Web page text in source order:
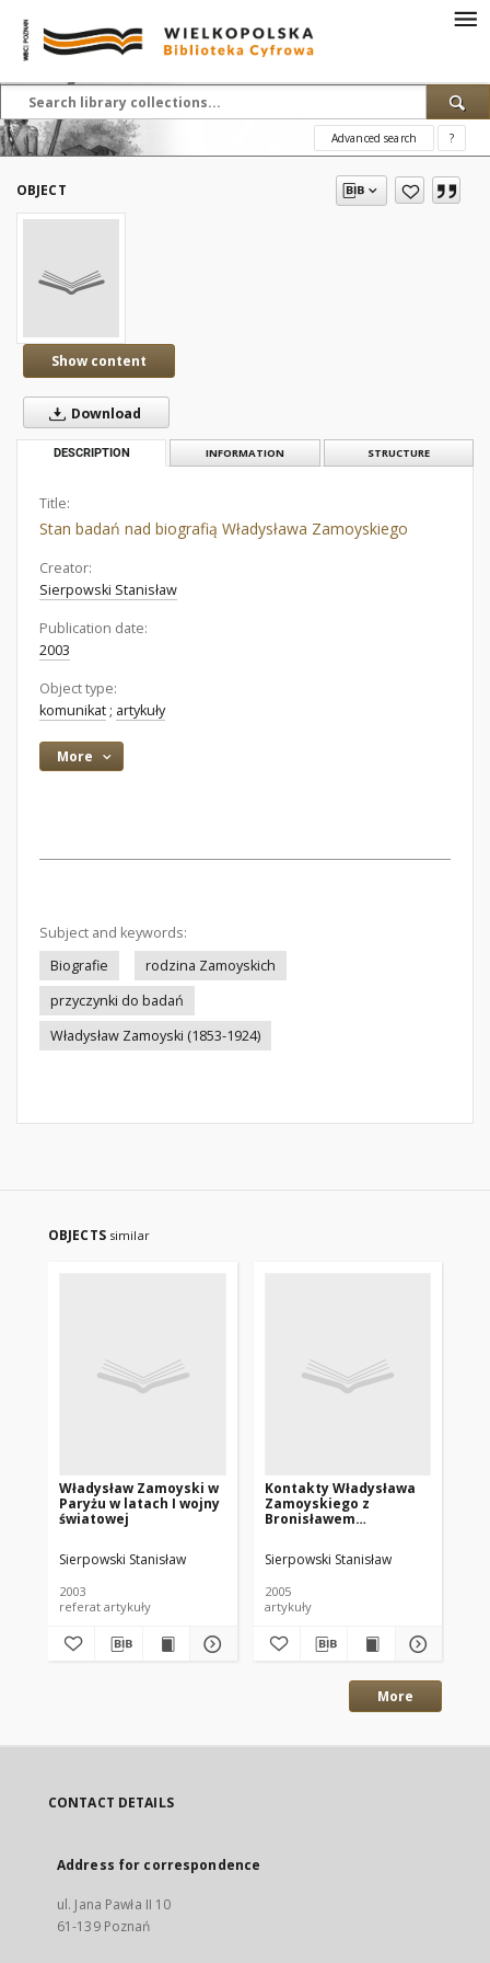
Advanced search ?
OBJECT
Show content
Download
DESCRIPTION INFORMATION STRUCTURE
Title:
Stan badań nad biografią Władysława Zamoyskiego
Creator:
Sierpowski Stanisław
Publication date:
2003
Object type:
komunikat ; artykuły
More
Subject and keywords:
Biografie
rodzina Zamoyskich
przyczynki do badań
Władysław Zamoyski (1853-1924)
OBJECTS similar
Władysław Zamoyski w
Paryżu w latach I wojny
światowej
Sierpowski Stanisław
2003
referat artykuły
Kontakty Władysława
Zamoyskiego z
Bronisławem
Biblioteki Kórnickiej Z.
27.
Sierpowski Stanisław
2005
artykuły
More
CONTACT DETAILS
Address for correspondence
ul. Jana Pawła II 10
61-139 Poznań